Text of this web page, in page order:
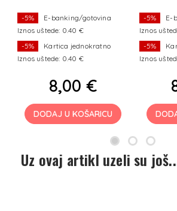
-5%
E-banking/gotovina
Iznos uštede: 0.40 €
-5%
Kartica jednokratno
Iznos uštede: 0.40 €
8,00 €
DODAJ U KOŠARICU
-5%
E-
Iznos
-5%
Iznos
Uz ovaj artikl uzeli su